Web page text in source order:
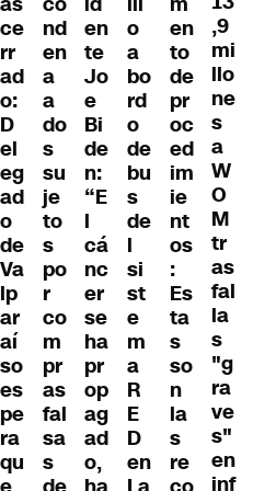
ce
rr
ad
o:
D
el
eg
ad
o
de
Va
lp
ar
aí
so
es
pe
ra
qu
nd
en
a
a
do
s
su
je
to
s
po
r
co
m
pr
as
fal
sa
s
en
te
Jo
e
Bi
de
n:
“E
l
cá
nc
er
se
ha
pr
op
ag
ad
o,
o
a
bo
rd
o
de
bu
s
de
l
si
st
e
m
a
R
E
D
en
en
to
de
pr
oc
ed
im
ie
nt
os
:
Es
ta
s
so
n
la
s
re
,9
mi
llo
ne
s
a
W
O
M
tr
as
fal
la
s
"g
ra
ve
s"
en
inf